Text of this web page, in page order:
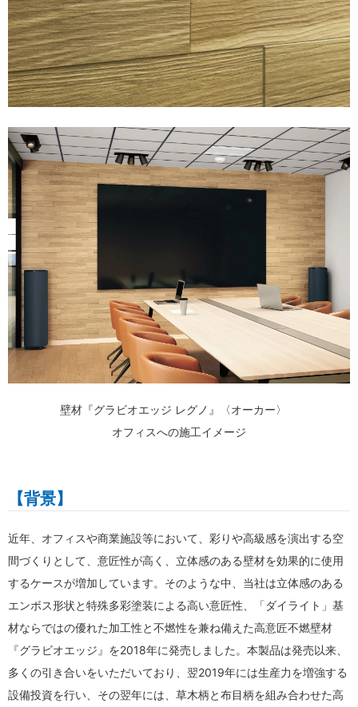
壁材『グラビオエッジ レグノ』〈オーカー〉
オフィスへの施工イメージ
【背景】
近年、オフィスや商業施設等において、彩りや高級感を演出する空
間づくりとして、意匠性が高く、立体感のある壁材を効果的に使用
するケースが増加しています。そのような中、当社は立体感のある
エンボス形状と特殊多彩塗装による高い意匠性、「ダイライト」基
材ならではの優れた加工性と不燃性を兼ね備えた高意匠不燃壁材
『グラビオエッジ』を2018年に発売しました。本製品は発売以来、
多くの引き合いをいただいており、翌2019年には生産力を増強する
設備投資を行い、その翌年には、草木柄と布目柄を組み合わせた高